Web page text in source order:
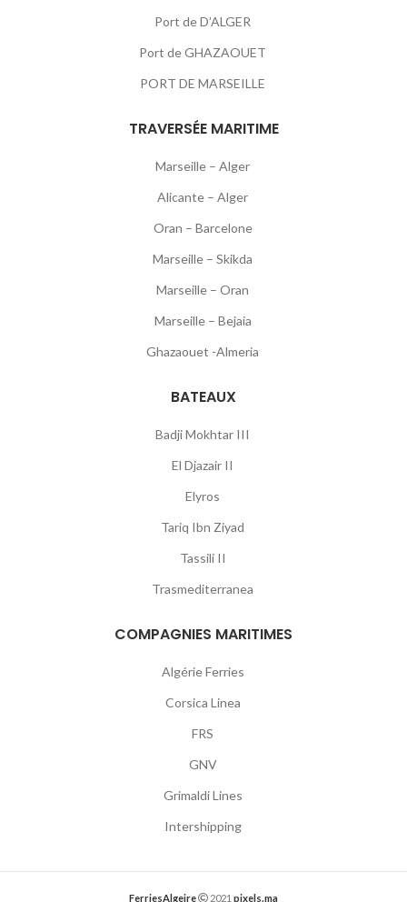
Port de D’ALGER
Port de GHAZAOUET
PORT DE MARSEILLE
TRAVERSÉE MARITIME
Marseille – Alger
Alicante – Alger
Oran – Barcelone
Marseille – Skikda
Marseille – Oran
Marseille – Bejaia
Ghazaouet -Almeria
BATEAUX
Badji Mokhtar III
El Djazair II
Elyros
Tariq Ibn Ziyad
Tassili II
Trasmediterranea
COMPAGNIES MARITIMES
Algérie Ferries
Corsica Linea
FRS
GNV
Grimaldi Lines
Intershipping
FerriesAlgeire 2021 pixels.ma